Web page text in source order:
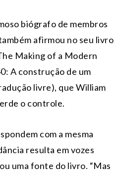
biógrafo de membros
afirmou no seu livro
Making of a Modern
A construção de um
livre), que William
o controle.
com a mesma
resulta em vozes
uma fonte do livro. “Mas